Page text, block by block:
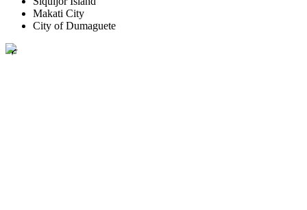
Makati City
City of Dumaguete